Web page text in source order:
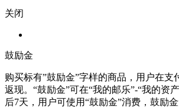
关闭
鼓励金
购买标有”鼓励金”字样的商品，用户在支
返现。“鼓励金”可在“我的邮乐”-“我的资
后7天，用户可使用“鼓励金”消费，鼓励